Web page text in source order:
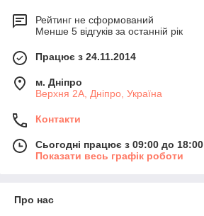
Рейтинг не сформований
Менше 5 відгуків за останній рік
Працює з 24.11.2014
м. Дніпро
Верхня 2А, Дніпро, Україна
Контакти
Сьогодні працює з 09:00 до 18:00
Показати весь графік роботи
Про нас